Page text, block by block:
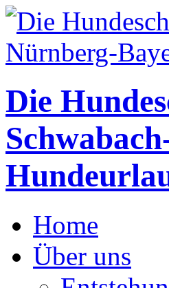
Die
Home
Über uns